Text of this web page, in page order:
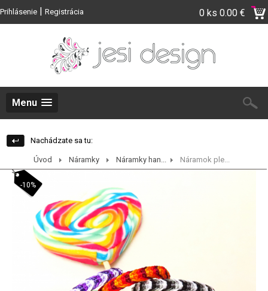
Prihlásenie | Registrácia 0 ks 0.00 €
Menu
Nachádzate sa tu:
Úvod Náramky Náramky han... Náramok ple...
-10%